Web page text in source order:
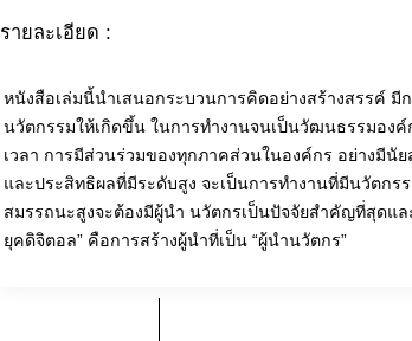
รายละเอียด :
หนังสือเล่มนี้นำเสนอกระบวนการคิดอย่างสร้างสรรค์ มี
นวัตกรรมให้เกิดขึ้น ในการทำงานจนเป็นวัฒนธรรมอง
เวลา การมีส่วนร่วมของทุกภาคส่วนในองค์กร อย่างมีนั
และประสิทธิผลที่มีระดับสูง จะเป็นการทำงานที่มีนวัตกร
สมรรถนะสูงจะต้องมีผู้นำ นวัตกรเป็นปัจจัยสำคัญที่สุดแ
ยุคดิจิตอล” คือการสร้างผู้นำที่เป็น “ผู้นำนวัตกร”